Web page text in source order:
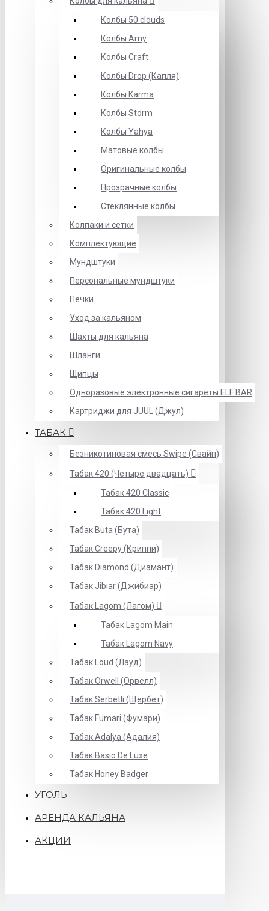
Колбы 50 clouds
Колбы Amy
Колбы Craft
Колбы Drop (Капля)
Колбы Karma
Колбы Storm
Колбы Yahya
Матовые колбы
Оригинальные колбы
Прозрачные колбы
Стеклянные колбы
Колпаки и сетки
Комплектующие
Мундштуки
Персональные мундштуки
Печки
Уход за кальяном
Шахты для кальяна
Шланги
Щипцы
Одноразовые электронные сигареты ELF BAR
Картриджи для JUUL (Джул)
ТАБАК
Безникотиновая смесь Swipe (Свайп)
Табак 420 (Четыре двадцать)
Табак 420 Classic
Табак 420 Light
Табак Buta (Бута)
Табак Creepy (Криппи)
Табак Diamond (Диамант)
Табак Jibiar (Джибиар)
Табак Lagom (Лагом)
Табак Lagom Main
Табак Lagom Navy
Табак Loud (Лауд)
Табак Orwell (Орвелл)
Табак Serbetli (Щербет)
Табак Fumari (Фумари)
Табак Adalya (Адалия)
Табак Basio De Luxe
Табак Honey Badger
УГОЛЬ
АРЕНДА КАЛЬЯНА
АКЦИИ